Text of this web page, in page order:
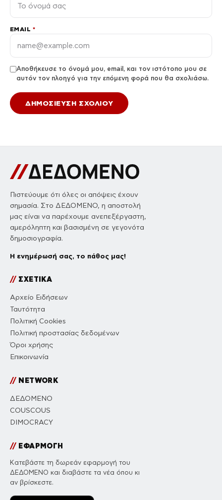
EMAIL *
Αποθήκευσε το όνομά μου, email, και τον ιστότοπο μου σε
αυτόν τον πλοηγό για την επόμενη φορά που θα σχολιάσω.
Πιστεύουμε ότι όλες οι απόψεις έχουν
σημασία. Στο ΔΕΔΟΜΕΝΟ, η αποστολή
μας είναι να παρέχουμε ανεπεξέργαστη,
αμερόληπτη και βασισμένη σε γεγονότα
δημοσιογραφία.
Η ενημέρωσή σας, το πάθος μας!
//ΣΧΕΤΙΚΑ
Αρχείο Ειδήσεων
Ταυτότητα
Πολιτική Cookies
Πολιτική προστασίας δεδομένων
Όροι χρήσης
Επικοινωνία
//NETWORK
ΔΕΔΟΜΕΝΟ
COUSCOUS
DIMOCRACY
//ΕΦΑΡΜΟΓΗ
Κατεβάστε τη δωρεάν εφαρμογή του
ΔΕΔΟΜΕΝΟ και διαβάστε τα νέα όπου κι
αν βρίσκεστε.